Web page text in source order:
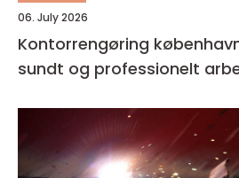
06. July 2026
Kontorrengøring
sundt og professionelt